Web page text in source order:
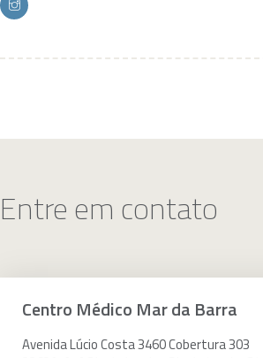
Lesões de ligamentos cruzados do joelho
Dor nas costas
Entorses e contusões
Entre em contato
Centro Médico Mar da Barra
Avenida Lúcio Costa 3460 Cobertura 303